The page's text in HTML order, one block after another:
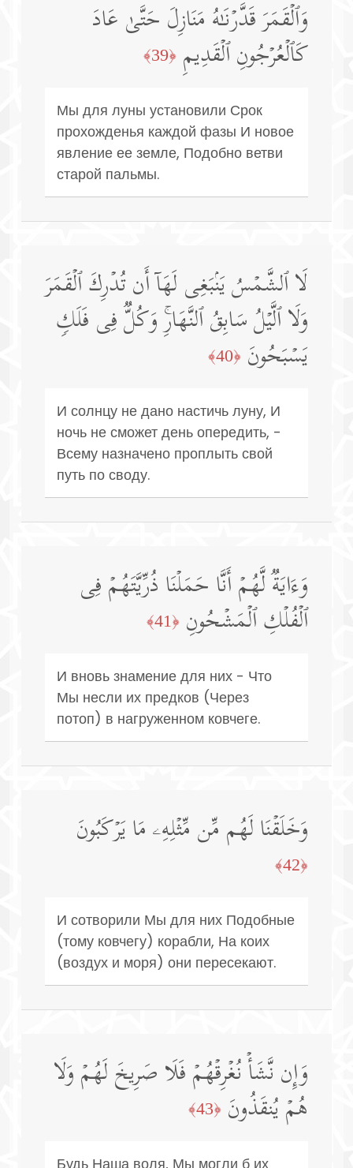
وَٱلۡقَمَرَ قَدَّرۡنَـٰهُ مَنَازِلَ حَتَّىٰ عَادَ
كَٱلۡعُرۡجُونِ ٱلۡقَدِیمِ ﴿39﴾
Мы для луны установили Срок
прохожденья каждой фазы И новое
явление ее земле, Подобно ветви
старой пальмы.
لَا ٱلشَّمۡسُ یَنۢبَغِی لَهَاۤ أَن تُدۡرِكَ ٱلۡقَمَرَ
وَلَا ٱلَّیۡلُ سَابِقُ ٱلنَّهَارِۚ وَكُلࣱّ فِی فَلَكࣲ
یَسۡبَحُونَ ﴿40﴾
И солнцу не дано настичь луну, И
ночь не сможет день опередить, -
Всему назначено проплыть свой
путь по своду.
وَءَایَةࣱ لَّهُمۡ أَنَّا حَمَلۡنَا ذُرِّیَّتَهُمۡ فِی
ٱلۡفُلۡكِ ٱلۡمَشۡحُونِ ﴿41﴾
И вновь знамение для них - Что
Мы несли их предков (Через
потоп) в нагруженном ковчеге.
وَخَلَقۡنَا لَهُم مِّن مِّثۡلِهِۦ مَا یَرۡكَبُونَ
﴿42﴾
И сотворили Мы для них Подобные
(тому ковчегу) корабли, На коих
(воздух и моря) они пересекают.
وَإِن نَّشَأۡ نُغۡرِقۡهُمۡ فَلَا صَرِیخَ لَهُمۡ وَلَا
هُمۡ یُنقَذُونَ ﴿43﴾
Будь Наша воля, Мы могли б их